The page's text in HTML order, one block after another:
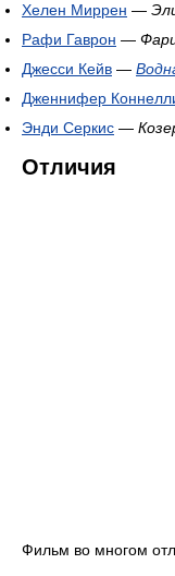
Хелен Миррен —
Рафи Гаврон —
Джесси Кейв —
Дженнифер
Энди Серкис —
Отличия
Фильм во многом